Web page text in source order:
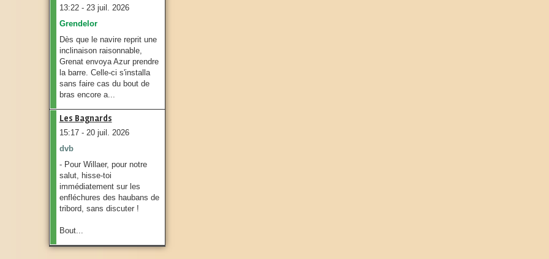
13:22 - 23 juil. 2026
Grendelor
Dès que le navire reprit une
inclinaison raisonnable,
Grenat envoya Azur prendre
la barre. Celle-ci s'installa
sans faire cas du bout de
bras encore a...
Les Bagnards
15:17 - 20 juil. 2026
dvb
- Pour Willaer, pour notre
salut, hisse-toi
immédiatement sur les
enfléchures des haubans de
tribord, sans discuter !
Bout...